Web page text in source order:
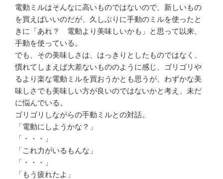
電動ミルはそんなに高いものではないので、新しいもの
を買えばいいのだが、久しぶりに手動のミルを使ったと
きに「あれ？ 電動より美味しいかも」と思って以来、
手動を使っている。
でも、その美味しさは、はっきりとしたものではなく、
慣れてしまえば大差ないもののように感じ、ゴリゴリや
るより楽な電動ミルを買おうかとも思うが、わずかな美
味しさでも美味しい方が良いのではないかと考え、未だ
に悩んでいる。
ゴリゴリしながらの手動ミルとの対話。
「電動にしようかな？」
「・・・」
「これ力がいるもんな」
「・・・」
「もう疲れたよ」